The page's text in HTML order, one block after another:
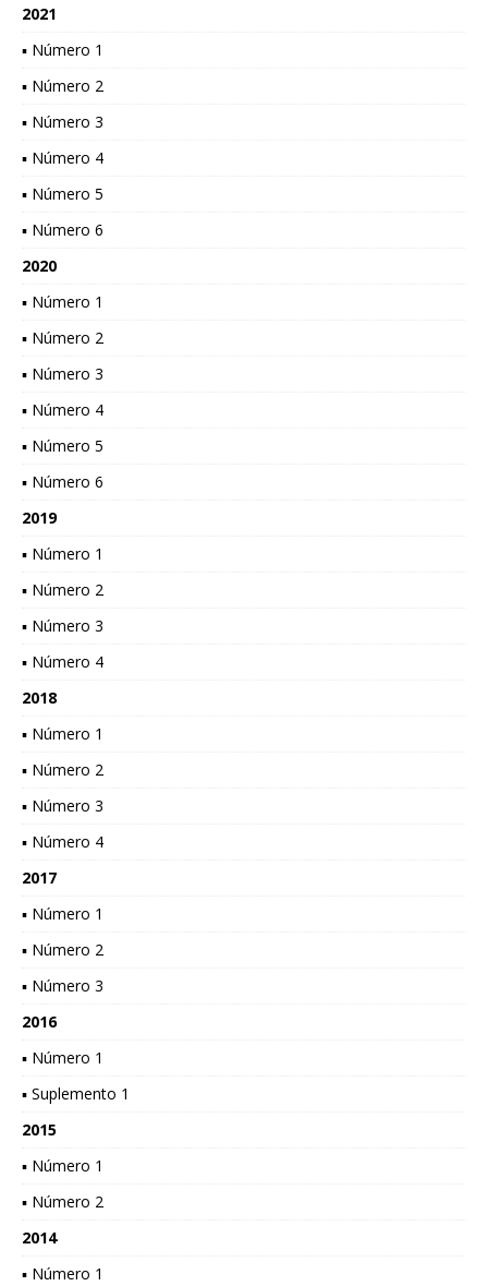
2021
▪ Número 1
▪ Número 2
▪ Número 3
▪ Número 4
▪ Número 5
▪ Número 6
2020
▪ Número 1
▪ Número 2
▪ Número 3
▪ Número 4
▪ Número 5
▪ Número 6
2019
▪ Número 1
▪ Número 2
▪ Número 3
▪ Número 4
2018
▪ Número 1
▪ Número 2
▪ Número 3
▪ Número 4
2017
▪ Número 1
▪ Número 2
▪ Número 3
2016
▪ Número 1
▪ Suplemento 1
2015
▪ Número 1
▪ Número 2
2014
▪ Número 1